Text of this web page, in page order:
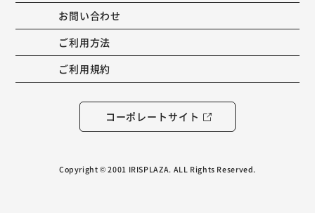
お問い合わせ
ご利用方法
ご利用規約
コーポレートサイト
Copyright © 2001 IRISPLAZA. ALL Rights Reserved.